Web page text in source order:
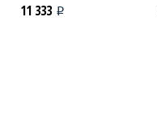
11 333 i